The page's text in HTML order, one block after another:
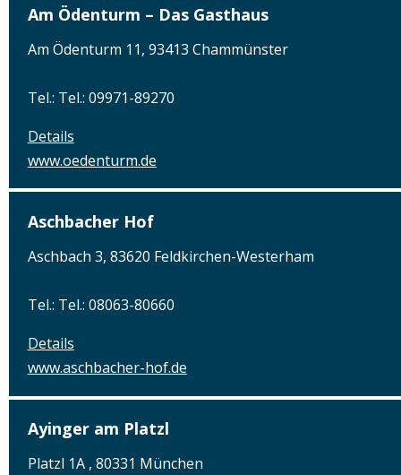
Am Ödenturm – Das Gasthaus
Am Ödenturm 11, 93413 Chammünster
Tel.: Tel.: 09971-89270
Details
www.oedenturm.de
Aschbacher Hof
Aschbach 3, 83620 Feldkirchen-Westerham
Tel.: Tel.: 08063-80660
Details
www.aschbacher-hof.de
Ayinger am Platzl
Platzl 1A , 80331 München